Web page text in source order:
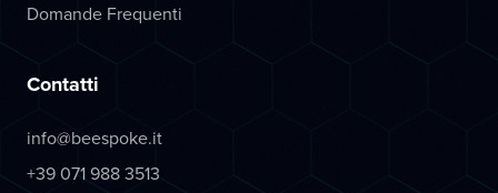
Domande Frequenti
Contatti
info@beespoke.it
+39 071 988 3513